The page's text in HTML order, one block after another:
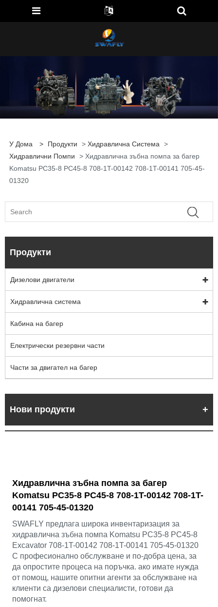
У Дома > Продукти > Хидравлична Система >
Хидравлични Помпи
> Хидравлична зъбна помпа за багер
Komatsu PC35-8 PC45-8 708-1T-00142 708-1T-00141 705-45-
01320
Продукти
Дизелови двигатели
Хидравлична система
Кабина на багер
Електрически резервни части
Части за двигател на багер
Нови продукти
Хидравлична зъбна помпа за багер
Komatsu PC35-8 PC45-8 708-1T-00142 708-1T-
00141 705-45-01320
SWAFLY предлага широка инвентаризация за
хидравлична зъбна помпа Komatsu PC35-8 PC45-8
Excavator 708-1T-00142 708-1T-00141 705-45-01320
С професионално обслужване и по-добра цена, за
да опростите процеса на поръчка. ако имате нужда
от помощ, нашите опитни агенти за обслужване на
клиенти са дизелови специалисти, готови да
помогнат.